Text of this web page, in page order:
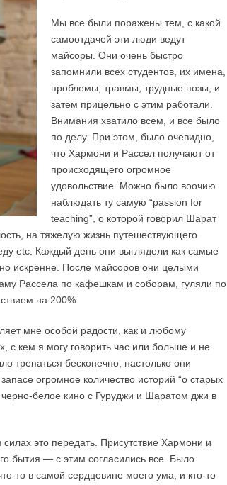
Мы все были поражены тем, с какой
самоотдачей эти люди ведут
майсоры. Они очень быстро
запомнили всех студентов, их имена,
проблемы, травмы, трудные позы, и
затем прицельно с этим работали.
Внимания хватило всем, и все было
по делу. При этом, было очевидно,
что Хармони и Рассел получают от
происходящего огромное
удовольствие. Можно было воочию
наблюдать ту самую “passion for
teaching”, о которой говорил Шарат
на тяжелую жизнь путешествующего
etc. Каждый день они выглядели как самые
искренне. После майсоров они целыми
Рассела по кафешкам и соборам, гуляли по
на 200%.
мне особой радости, как и любому
с кем я могу говорить час или больше и не
трепаться бесконечно, настолько они
огромное количество историй “о старых
белое кино с Гуруджи и Шаратом джи в
это передать. Присутствие Хармони и
бытия — с этим согласились все. Было
то в самой сердцевине моего ума; и кто-то